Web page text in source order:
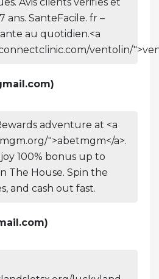
ans. SanteFacile. fr –
au quotidien.<a
ventolin/
)
adventure at <a
">abetmgm</a>.
100% bonus up to
The House. Spin the
and cash out fast.
)